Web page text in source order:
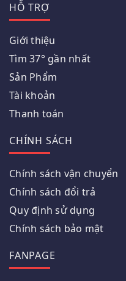
HỖ TRỢ
Giới thiệu
Tìm 37° gần nhất
Sản Phẩm
Tài khoản
Thanh toán
CHÍNH SÁCH
Chính sách vận chuyển
Chính sách đổi trả
Quy định sử dụng
Chính sách bảo mật
FANPAGE